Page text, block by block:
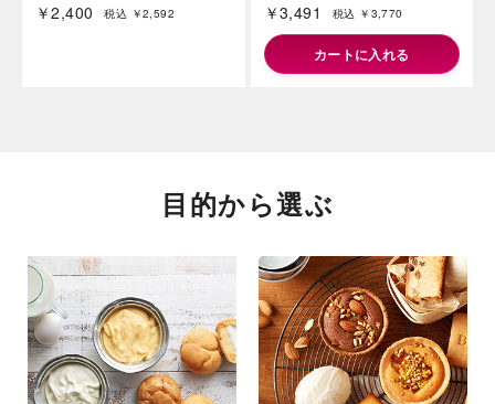
￥2,400 税込 ￥2,592 ￥3,491 税込 ￥3,770
カートに入れる
目的から選ぶ